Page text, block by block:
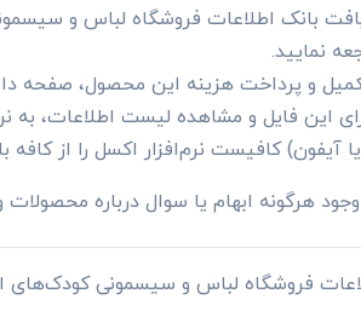
بانک اطلاعات فروشگاه لباس و
نمایید.
و پرداخت هزینه این محصول، صفحه
این فایل و مشاهده لیست اطلاعات، به
آیفون) کافیست نرم‌افزار اکسل را از
هرگونه ابهام یا سوال درباره
فروشگاه لباس و سیسمونی